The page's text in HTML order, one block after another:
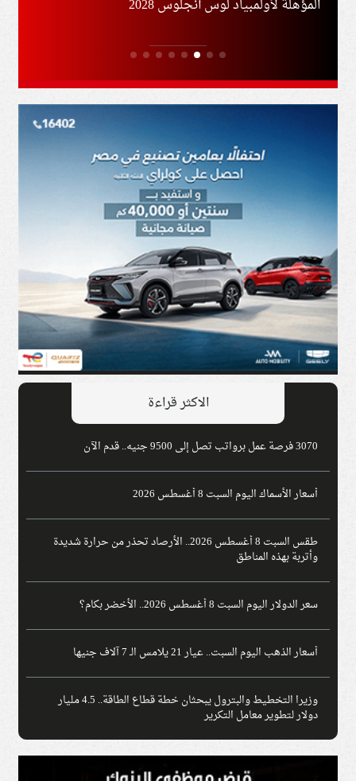
المؤهلة لأولمبياد لوس أنجلوس 2028
الاكثر قراءة
3070 فرصة عمل برواتب تصل إلى 9500 جنيه.. قدم الآن
أسعار الأسماك اليوم السبت 8 أغسطس 2026
طقس السبت 8 أغسطس 2026.. الأرصاد تحذر من حرارة شديدة
وأتربة بهذه المناطق
سعر الدولار اليوم السبت 8 أغسطس 2026.. الأخضر بكام؟
أسعار الذهب اليوم السبت.. عيار 21 يلامس الـ 7 آلاف جنيها
وزيرا التخطيط والبترول يبحثان خطة قطاع الطاقة.. 4.5 مليار
دولار لتطوير معامل التكرير